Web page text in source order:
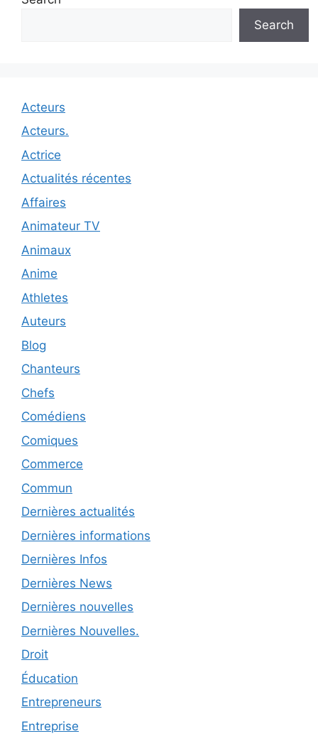
Search
Acteurs
Acteurs.
Actrice
Actualités récentes
Affaires
Animateur TV
Animaux
Anime
Athletes
Auteurs
Blog
Chanteurs
Chefs
Comédiens
Comiques
Commerce
Commun
Dernières actualités
Dernières informations
Dernières Infos
Dernières News
Dernières nouvelles
Dernières Nouvelles.
Droit
Éducation
Entrepreneurs
Entreprise